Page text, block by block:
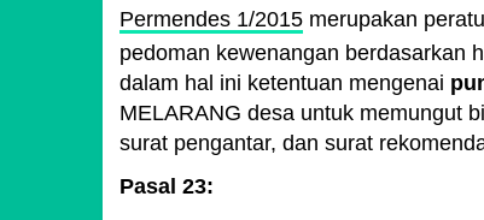
Permendes 1/2015 merupakan
pedoman kewenangan berdasarkan
dalam hal ini ketentuan mengenai
MELARANG desa untuk memungut
surat pengantar, dan surat
Pasal 23: